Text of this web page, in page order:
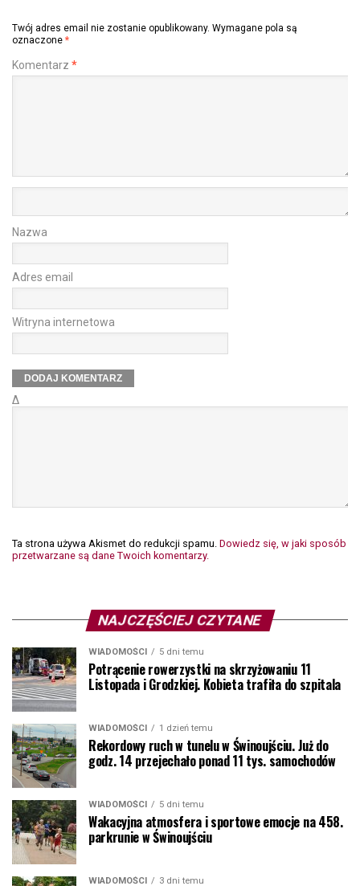
Twój adres email nie zostanie opublikowany. Wymagane pola są
oznaczone *
Komentarz *
Nazwa
Adres email
Witryna internetowa
Δ
Ta strona używa Akismet do redukcji spamu. Dowiedz się, w jaki sposób
przetwarzane są dane Twoich komentarzy.
NAJCZĘŚCIEJ CZYTANE
WIADOMOŚCI 5 dni temu
Potrącenie rowerzystki na skrzyżowaniu 11
Listopada i Grodzkiej. Kobieta trafiła do szpitala
WIADOMOŚCI 1 dzień temu
Rekordowy ruch w tunelu w Świnoujściu. Już do
godz. 14 przejechało ponad 11 tys. samochodów
WIADOMOŚCI 5 dni temu
Wakacyjna atmosfera i sportowe emocje na 458.
parkrunie w Świnoujściu
WIADOMOŚCI 3 dni temu